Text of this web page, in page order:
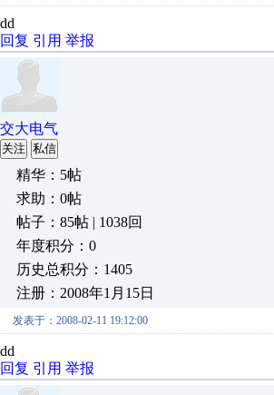
dd
回复 引用 举报
交大电气
关注 私信
精华：5帖
求助：0帖
帖子：85帖 | 1038回
年度积分：0
历史总积分：1405
注册：2008年1月15日
发表于：2008-02-11 19:12:00
dd
回复 引用 举报